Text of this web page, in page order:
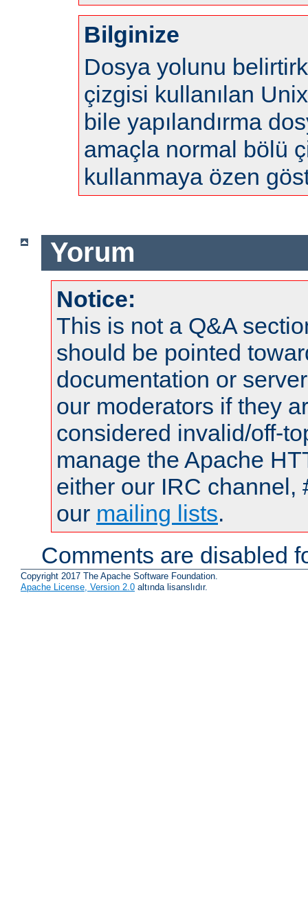
Bilginize
Dosya yolunu
çizgisi kullanılan
bile yapılandırma
amaçla normal bölü
kullanmaya özen
Yorum
Notice:
This is not a Q&A
should be pointed
documentation or
our moderators if they
considered invalid/off-
manage the Apache
either our IRC channel,
our mailing lists.
Comments are disabled
Copyright 2017 The Apache Software Foundation.
Apache License, Version 2.0 altında lisanslıdır.